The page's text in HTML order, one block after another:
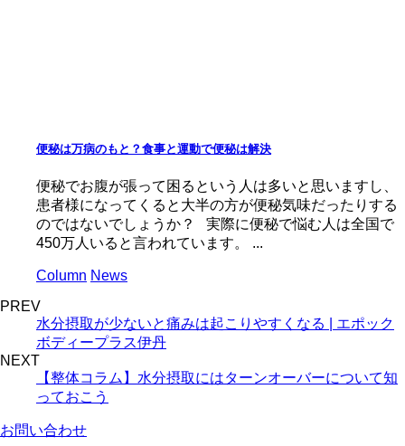
便秘は万病のもと？食事と運動で便秘は解決
便秘でお腹が張って困るという人は多いと思いますし、
患者様になってくると大半の方が便秘気味だったりする
のではないでしょうか？ 実際に便秘で悩む人は全国で
450万人いると言われています。 ...
Column News
PREV
水分摂取が少ないと痛みは起こりやすくなる | エポック
ボディープラス伊丹
NEXT
【整体コラム】水分摂取にはターンオーバーについて知
っておこう
お問い合わせ